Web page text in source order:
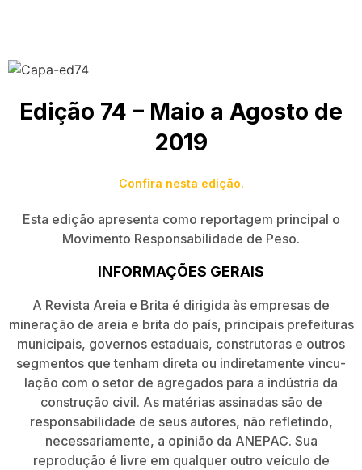
Edição 74 – Maio a Agosto de
2019
Confira nesta edição.
Esta edição apresenta como reportagem principal o
Movimento Responsabilidade de Peso.
INFORMAÇÕES GERAIS
A Revista Areia e Brita é dirigida às empresas de
mineração de areia e brita do país, principais prefeituras
municipais, governos estaduais, construtoras e outros
segmentos que tenham direta ou indiretamente vincu­
lação com o setor de agregados para a indústria da
construção civil. As matérias assinadas são de
responsabilidade de seus autores, não refletindo,
necessariamente, a opinião da ANEPAC. Sua
reprodução é livre em qualquer outro veículo de